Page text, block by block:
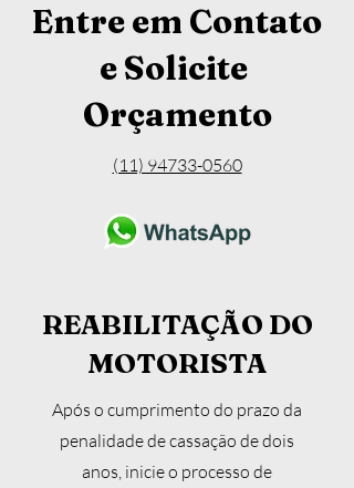
Entre em Contato
e Solicite
Orçamento
(11) 94733-0560
REABILITAÇÃO DO
MOTORISTA
Após o cumprimento do prazo da
penalidade de cassação de dois
anos, inicie o processo de